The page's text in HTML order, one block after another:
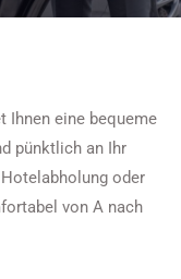
Ihnen eine bequeme
pünktlich an Ihr
oder
von A nach